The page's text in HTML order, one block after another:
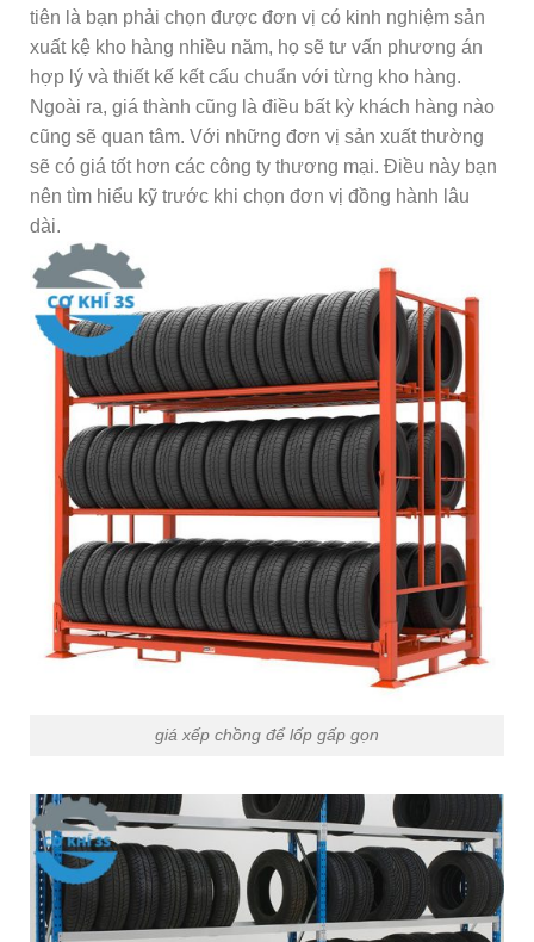
tiên là bạn phải chọn được đơn vị có kinh nghiệm sản
xuất kệ kho hàng nhiều năm, họ sẽ tư vấn phương án
hợp lý và thiết kế kết cấu chuẩn với từng kho hàng.
Ngoài ra, giá thành cũng là điều bất kỳ khách hàng nào
cũng sẽ quan tâm. Với những đơn vị sản xuất thường
sẽ có giá tốt hơn các công ty thương mại. Điều này bạn
nên tìm hiểu kỹ trước khi chọn đơn vị đồng hành lâu
dài.
giá xếp chồng để lốp gấp gọn